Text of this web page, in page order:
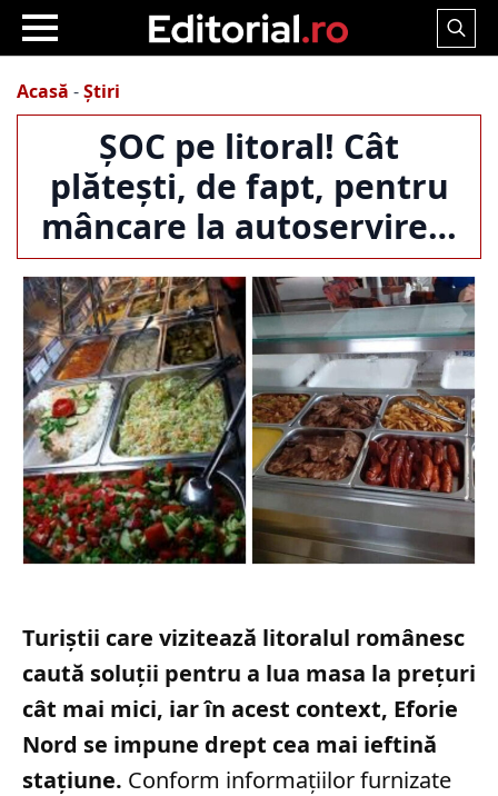
Search
Acasă -Știri
ȘOC pe litoral! Cât
plătești, de fapt, pentru
mâncare la autoservire…
Turiștii care vizitează litoralul românesc
caută soluții pentru a lua masa la prețuri
cât mai mici, iar în acest context, Eforie
Nord se impune drept cea mai ieftină
stațiune. Conform informațiilor furnizate